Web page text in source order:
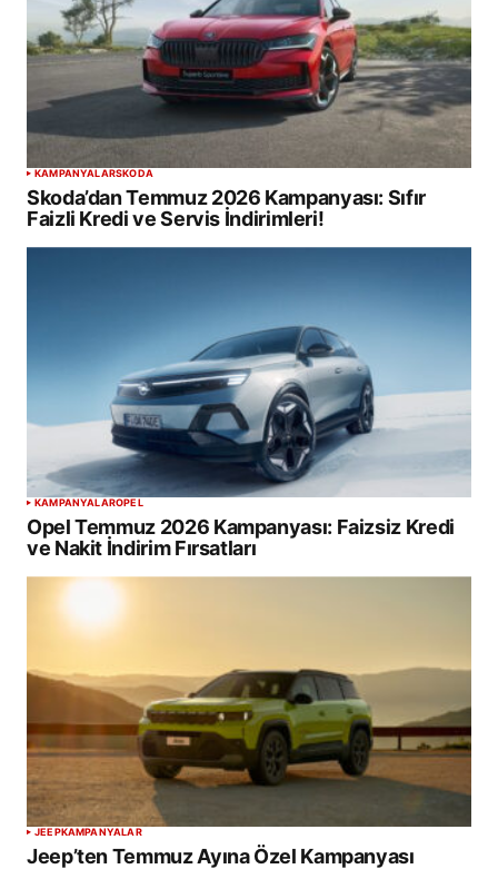
KAMPANYALARSKODA
Skoda’dan Temmuz 2026 Kampanyası: Sıfır
Faizli Kredi ve Servis İndirimleri!
KAMPANYALAROPEL
Opel Temmuz 2026 Kampanyası: Faizsiz Kredi
ve Nakit İndirim Fırsatları
JEEPKAMPANYALAR
Jeep’ten Temmuz Ayına Özel Kampanyası